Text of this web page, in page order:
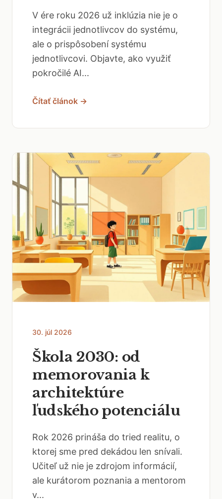
V ére roku 2026 už inklúzia nie je o
integrácii jednotlivcov do systému,
ale o prispôsobení systému
jednotlivcovi. Objavte, ako využiť
pokročilé AI...
Čítať článok →
30. júl 2026
Škola 2030: od
memorovania k
architektúre
ľudského potenciálu
Rok 2026 prináša do tried realitu, o
ktorej sme pred dekádou len snívali.
Učiteľ už nie je zdrojom informácií,
ale kurátorom poznania a mentorom
v...